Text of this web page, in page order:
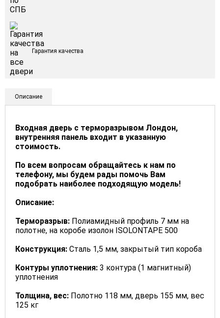
Гарантия качества
Описание
Входная дверь с терморазрывом Лондон,
внутренняя панель входит в указанную
стоимость.
По всем вопросам обращайтесь к нам по
телефону, мы будем рады помочь Вам
подобрать наиболее подходящую модель!
Описание:
Терморазрыв: Полиамидный профиль 7 мм на
полотне, на коробе изолон ISOLONTAPE 500
Конструкция: Сталь 1,5 мм, закрытый тип короба
Контуры уплотнения: 3 контура (1 магнитный)
уплотнения
Толщина, вес: Полотно 118 мм, дверь 155 мм, вес
125 кг